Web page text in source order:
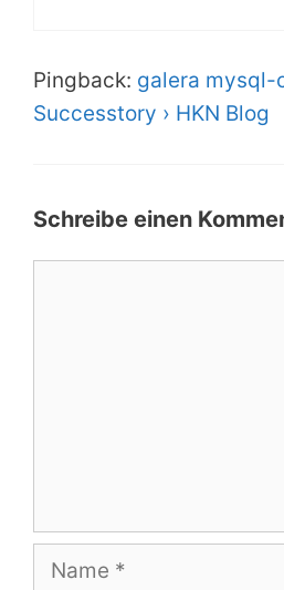
Pingback: galera mysql-
Successtory › HKN Blog
Schreibe einen
Name